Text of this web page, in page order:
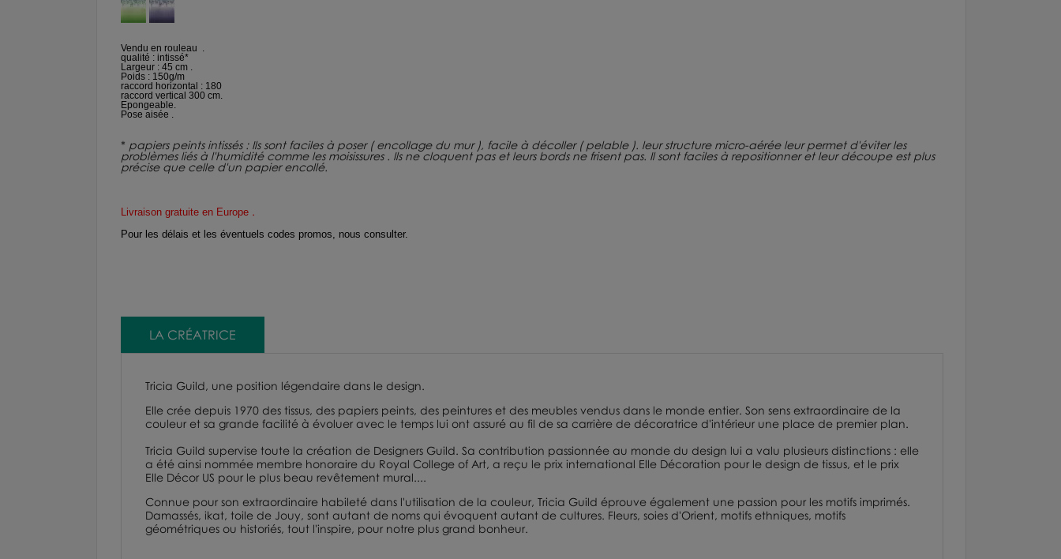
Vendu en rouleau .
qualité : intissé*
Largeur : 45 cm .
Poids : 150g/m
raccord horizontal : 180
raccord vertical 300 cm.
Epongeable.
Pose aisée .
* papiers peints intissés : Ils sont faciles à poser ( encollage du mur ), facile à décoller ( pelable ). leur structure micro-aérée leur permet d'éviter les
problèmes liés à l'humidité comme les moisissures . Ils ne cloquent pas et leurs bords ne frisent pas. Il sont faciles à repositionner et leur découpe est plus
précise que celle d'un papier encollé.
Livraison gratuite en Europe .
Pour les délais et les éventuels codes promos, nous consulter.
LA CRÉATRICE
Tricia Guild, une position légendaire dans le design.
Elle crée depuis 1970 des tissus, des papiers peints, des peintures et des meubles vendus dans le monde entier. Son sens extraordinaire de la
couleur et sa grande facilité à évoluer avec le temps lui ont assuré au fil de sa carrière de décoratrice d'intérieur une place de premier plan.
Tricia Guild supervise toute la création de Designers Guild. Sa contribution passionnée au monde du design lui a valu plusieurs distinctions : elle
a été ainsi nommée membre honoraire du Royal College of Art, a reçu le prix international Elle Décoration pour le design de tissus, et le prix
Elle Décor US pour le plus beau revêtement mural....
Connue pour son extraordinaire habileté dans l'utilisation de la couleur, Tricia Guild éprouve également une passion pour les motifs imprimés.
Damassés, ikat, toile de Jouy, sont autant de noms qui évoquent autant de cultures. Fleurs, soies d'Orient, motifs ethniques, motifs
géométriques ou historiés, tout l'inspire, pour notre plus grand bonheur.